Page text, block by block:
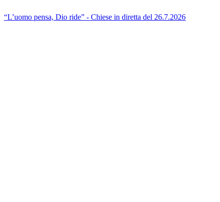
“L’uomo pensa, Dio ride” - Chiese in diretta del 26.7.2026